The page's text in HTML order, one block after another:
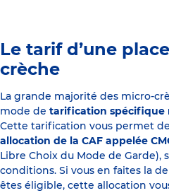
Le tarif d’une
crèche
La grande majorité des micro-
mode de tarification spécifique
Cette tarification vous permet
allocation de la CAF appelée
Libre Choix du Mode de Garde),
conditions. Si vous en faites la
êtes éligible, cette allocation